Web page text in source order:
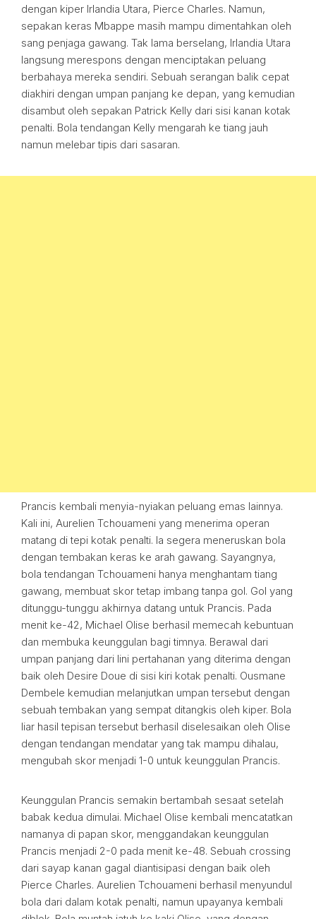
dengan kiper Irlandia Utara, Pierce Charles. Namun,
sepakan keras Mbappe masih mampu dimentahkan oleh
sang penjaga gawang. Tak lama berselang, Irlandia Utara
langsung merespons dengan menciptakan peluang
berbahaya mereka sendiri. Sebuah serangan balik cepat
diakhiri dengan umpan panjang ke depan, yang kemudian
disambut oleh sepakan Patrick Kelly dari sisi kanan kotak
penalti. Bola tendangan Kelly mengarah ke tiang jauh
namun melebar tipis dari sasaran.
Prancis kembali menyia-nyiakan peluang emas lainnya.
Kali ini, Aurelien Tchouameni yang menerima operan
matang di tepi kotak penalti. Ia segera meneruskan bola
dengan tembakan keras ke arah gawang. Sayangnya,
bola tendangan Tchouameni hanya menghantam tiang
gawang, membuat skor tetap imbang tanpa gol. Gol yang
ditunggu-tunggu akhirnya datang untuk Prancis. Pada
menit ke-42, Michael Olise berhasil memecah kebuntuan
dan membuka keunggulan bagi timnya. Berawal dari
umpan panjang dari lini pertahanan yang diterima dengan
baik oleh Desire Doue di sisi kiri kotak penalti. Ousmane
Dembele kemudian melanjutkan umpan tersebut dengan
sebuah tembakan yang sempat ditangkis oleh kiper. Bola
liar hasil tepisan tersebut berhasil diselesaikan oleh Olise
dengan tendangan mendatar yang tak mampu dihalau,
mengubah skor menjadi 1-0 untuk keunggulan Prancis.
Keunggulan Prancis semakin bertambah sesaat setelah
babak kedua dimulai. Michael Olise kembali mencatatkan
namanya di papan skor, menggandakan keunggulan
Prancis menjadi 2-0 pada menit ke-48. Sebuah crossing
dari sayap kanan gagal diantisipasi dengan baik oleh
Pierce Charles. Aurelien Tchouameni berhasil menyundul
bola dari dalam kotak penalti, namun upayanya kembali